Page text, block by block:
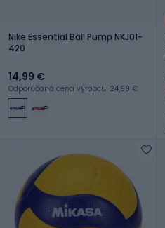
Nike Essential Ball Pump NKJ01-
420
14,99 €
Odporúčaná cena výrobcu: 24,99 €